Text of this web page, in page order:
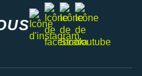
instagram
facebook
stravayoutube